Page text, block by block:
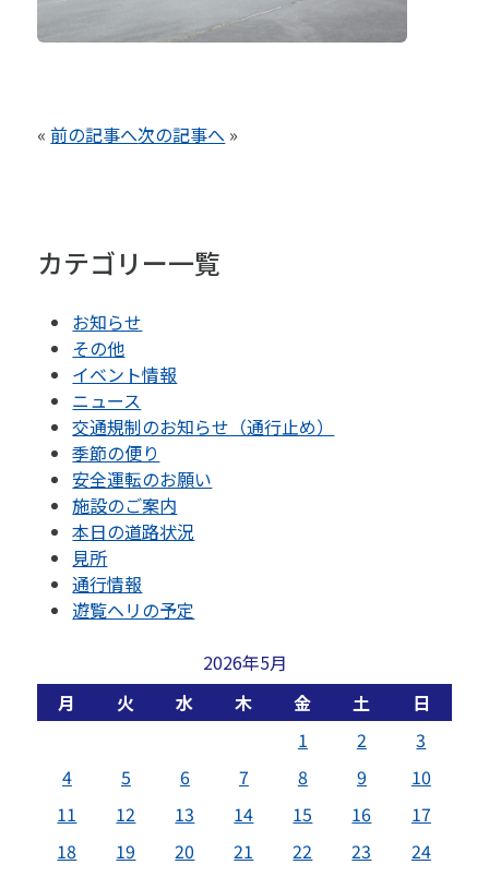
«前の記事へ次の記事へ »
カテゴリー一覧
お知らせ
その他
イベント情報
ニュース
交通規制のお知らせ（通行止め）
季節の便り
安全運転のお願い
施設のご案内
本日の道路状況
見所
通行情報
遊覧ヘリの予定
2026年5月
月
火 水 木 金 土
日
1
2
3
4
5 6 7 8 9
10
11
12 13 14 15 16
17
18
19 20 21 22 23
24